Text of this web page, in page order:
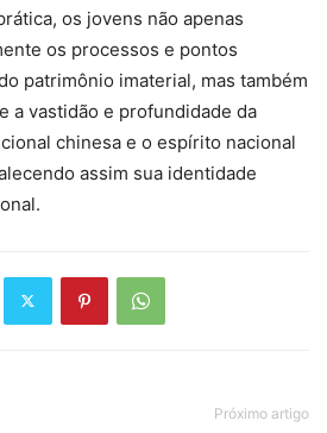
os jovens não apenas
os processos e pontos
patrimônio imaterial, mas também
a vastidão e profundidade da
chinesa e o espírito nacional
assim sua identidade
Próximo artigo